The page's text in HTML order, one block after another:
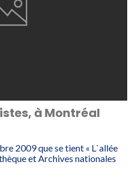
à Montréal
2009 que se tient « L`allée
et Archives nationales